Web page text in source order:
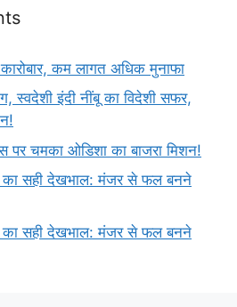
कम लागत अधिक मुनाफा
स्वदेशी इंदी नींबू का विदेशी सफर,
पर चमका ओडिशा का बाजरा मिशन!
सही देखभाल: मंजर से फल बनने
सही देखभाल: मंजर से फल बनने